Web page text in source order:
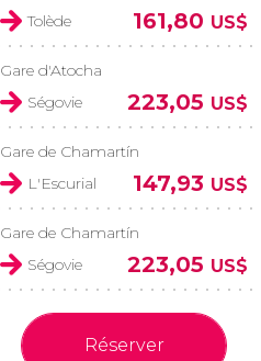
Tolède
161,80 US$
Gare d'Atocha
Ségovie
223,05 US$
Gare de Chamartín
L'Escurial
147,93 US$
Gare de Chamartín
Ségovie
223,05 US$
Réserver